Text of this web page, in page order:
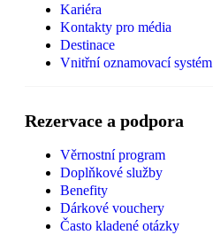
Kariéra
Kontakty pro média
Destinace
Vnitřní oznamovací systém
Rezervace a podpora
Věrnostní program
Doplňkové služby
Benefity
Dárkové vouchery
Často kladené otázky